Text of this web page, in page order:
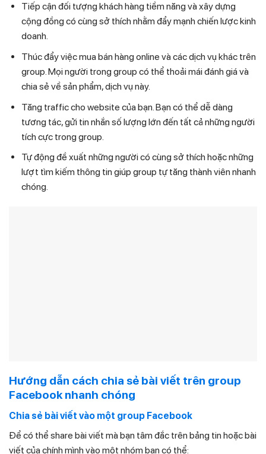
Tiếp cận đối tượng khách hàng tiềm năng và xây dựng
cộng đồng có cùng sở thích nhằm đẩy mạnh chiến lược kinh
doanh.
Thúc đẩy việc mua bán hàng online và các dịch vụ khác trên
group. Mọi người trong group có thể thoải mái đánh giá và
chia sẻ về sản phẩm, dịch vụ này.
Tăng traffic cho website của bạn. Bạn có thể dễ dàng
tương tác, gửi tin nhắn số lượng lớn đến tất cả những người
tích cực trong group.
Tự động đề xuất những người có cùng sở thích hoặc những
lượt tìm kiếm thông tin giúp group tự tăng thành viên nhanh
chóng.
Hướng dẫn cách chia sẻ bài viết trên group
Facebook nhanh chóng
Chia sẻ bài viết vào một group Facebook
Để có thể share bài viết mà bạn tâm đắc trên bảng tin hoặc bài
viết của chính mình vào một nhóm bạn có thể: